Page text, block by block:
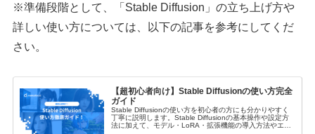
※準備段階として、「Stable Diffusion」の立ち上げ方や
詳しい使い方については、以下の記事を参考にしてくだ
さい。
【超初心者向け】Stable Diffusionの使い方完全
ガイド
Stable Diffusionの使い方を初心者の方にも分かりやすく
丁寧に説明します。Stable Diffusionの基本操作や設定方
法に加えて、モデル・LoRA・拡張機能の導入方法やエラ